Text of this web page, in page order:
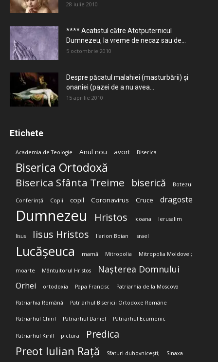
28 iulie 2010
**** Acatistul către Atotputernicul
Dumnezeu, la vreme de necaz sau de...
5 octombrie 2010
Despre păcatul malahiei (masturbării) şi
onaniei (pazei de a nu avea...
15 aprilie 2010
Etichete
Academia de Teologie Anul nou avort Biserica
Biserica Ortodoxă
Biserica Sfânta Treime biserică Botezul
Conferință Copii copil Coronavirus Cruce dragoste
Dumnezeu Hristos Icoana Ierusalim
Iisus Iisus Hristos Ilarion Boian Israel
Lucășeuca mamă Mitropolia Mitropolia Moldovei;
moarte Mântuitorul Hristos Nașterea Domnului
Orhei ortodoxia Papa Francisc Patriarhia de la Moscova
Patriarhia Română Patriarhul Bisericii Ortodoxe Române
Patriarhul Chiril Patriarhul Daniel Patriarhul Ecumenic
Patriarhul Kirill pictura Predica
Preot Iulian Rață Sfaturi duhovnicești; Sinaxa